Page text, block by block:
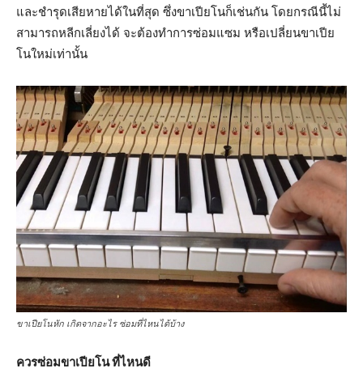
และชำรุดเสียหายได้ในที่สุด ซึ่งขาเปียโนก็เช่นกัน โดยกรณีนี้ไม่
สามารถหลีกเลี่ยงได้ จะต้องทำการซ่อมแซม หรือเปลี่ยนขาเปีย
โนใหม่เท่านั้น
ขาเปียโนหัก เกิดจากอะไร ซ่อมที่ไหนได้บ้าง
ควรซ่อมขาเปียโน ที่ไหนดี